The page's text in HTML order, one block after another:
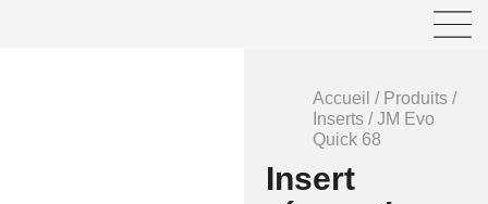
Accueil / Produits /
Inserts /JM Evo
Quick 68
Insert